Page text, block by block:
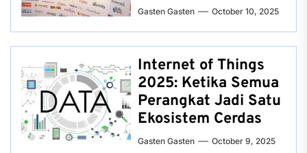
Gasten Gasten October 10, 2025
Internet of Things
2025: Ketika Semua
Perangkat Jadi Satu
Ekosistem Cerdas
Gasten Gasten October 9, 2025